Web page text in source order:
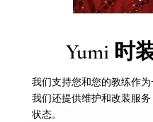
Yumi 时
我们支持您和您的教练作为
我们还提供维护和改装服
状态。